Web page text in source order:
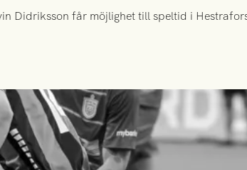
Didriksson får möjlighet till speltid i